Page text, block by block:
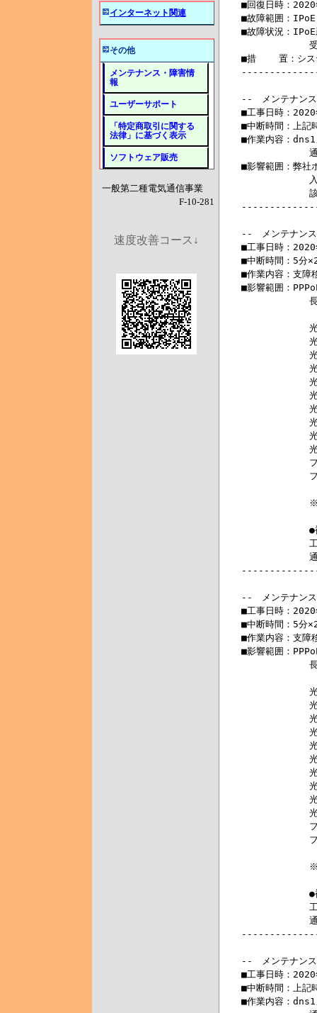
インターネット関連
その他
メンテナンス・障害情
報
ユーザーサポート
「特定商取引に関する
法律」に基づく表示
ソフトウェア販売
一般第二種電気通信事業
F-10-281
速度改善コース↓